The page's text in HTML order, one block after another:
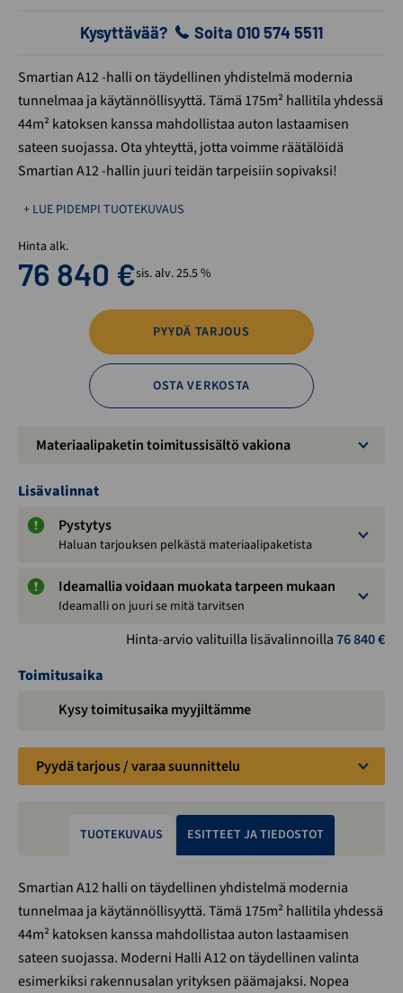
Kysyttävää? Soita 010 574 5511
Smartian A12 -halli on täydellinen yhdistelmä modernia
tunnelmaa ja käytännöllisyyttä. Tämä 175m² hallitila yhdessä
44m² katoksen kanssa mahdollistaa auton lastaamisen
sateen suojassa. Ota yhteyttä, jotta voimme räätälöidä
Smartian A12 -hallin juuri teidän tarpeisiin sopivaksi!
+ LUE PIDEMPI TUOTEKUVAUS
Hinta alk.
76 840 €sis. alv. 25.5 %
PYYDÄ TARJOUS
OSTA VERKOSTA
Materiaalipaketin toimitussisältö vakiona
Lisävalinnat
Pystytys
Haluan tarjouksen pelkästä materiaalipaketista
Ideamallia voidaan muokata tarpeen mukaan
Ideamalli on juuri se mitä tarvitsen
Hinta-arvio valituilla lisävalinnoilla76 840€
Toimitusaika
Kysy toimitusaika myyjiltämme
Pyydä tarjous / varaa suunnittelu
TUOTEKUVAUS ESITTEET JA TIEDOSTOT
Smartian A12 halli on täydellinen yhdistelmä modernia
tunnelmaa ja käytännöllisyyttä. Tämä 175m² hallitila yhdessä
44m² katoksen kanssa mahdollistaa auton lastaamisen
sateen suojassa. Moderni Halli A12 on täydellinen valinta
esimerkiksi rakennusalan yrityksen päämajaksi. Nopea